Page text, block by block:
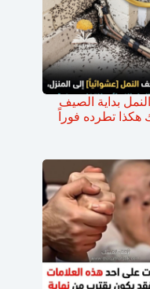
النمل بداية الصيف
هكذا تطرده فوراً